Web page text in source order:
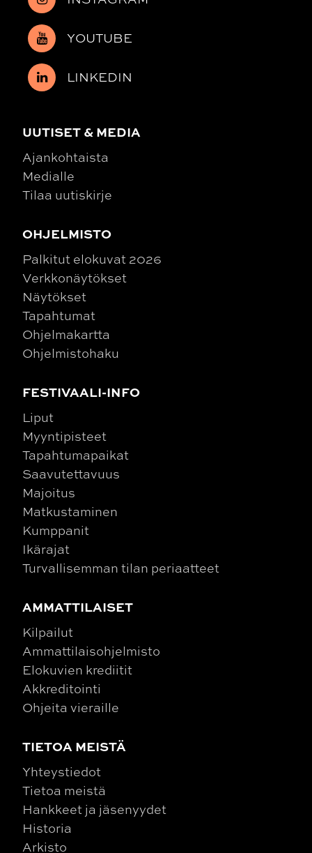
YOUTUBE
LINKEDIN
UUTISET & MEDIA
Ajankohtaista
Medialle
Tilaa uutiskirje
OHJELMISTO
Palkitut elokuvat 2026
Verkkonäytökset
Näytökset
Tapahtumat
Ohjelmakartta
Ohjelmistohaku
FESTIVAALI-INFO
Liput
Myyntipisteet
Tapahtumapaikat
Saavutettavuus
Majoitus
Matkustaminen
Kumppanit
Ikärajat
Turvallisemman tilan periaatteet
AMMATTILAISET
Kilpailut
Ammattilaisohjelmisto
Elokuvien krediitit
Akkreditointi
Ohjeita vieraille
TIETOA MEISTÄ
Yhteystiedot
Tietoa meistä
Hankkeet ja jäsenyydet
Historia
Arkisto